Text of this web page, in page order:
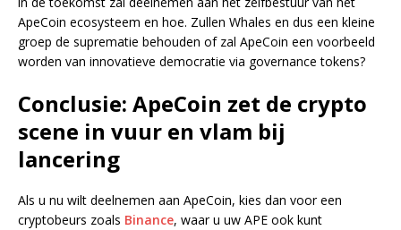
ApeCoin ecosysteem en hoe. Zullen Whales en dus een kleine
groep de suprematie behouden of zal ApeCoin een voorbeeld
worden van innovatieve democratie via governance tokens?
Conclusie: ApeCoin zet de crypto
scene in vuur en vlam bij
lancering
Als u nu wilt deelnemen aan ApeCoin, kies dan voor een
cryptobeurs zoals Binance, waar u uw APE ook kunt